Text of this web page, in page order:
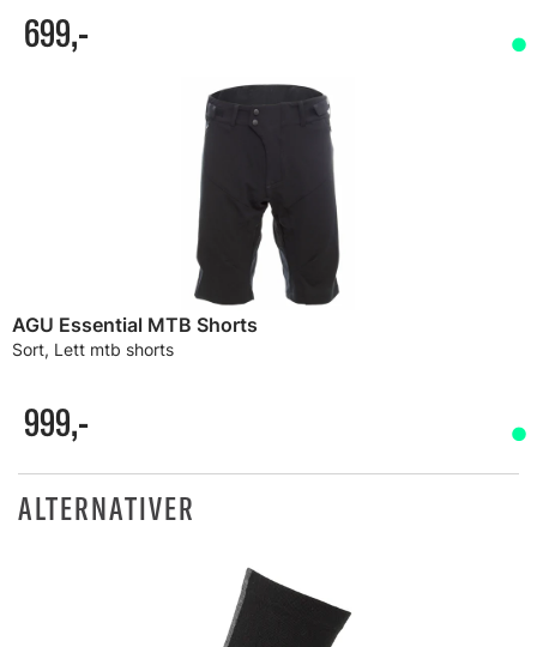
699,-
AGU Essential MTB Shorts
Sort, Lett mtb shorts
999,-
ALTERNATIVER